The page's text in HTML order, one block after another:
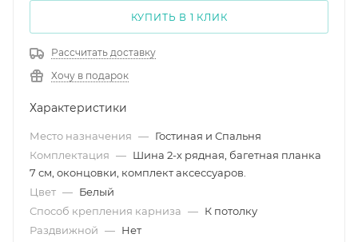
КУПИТЬ В 1 КЛИК
Рассчитать доставку
Хочу в подарок
Характеристики
Место назначения — Гостиная и Спальня
Комплектация — Шина 2-х рядная, багетная планка
7 см, оконцовки, комплект аксессуаров.
Цвет — Белый
Способ крепления карниза — К потолку
Раздвижной — Нет